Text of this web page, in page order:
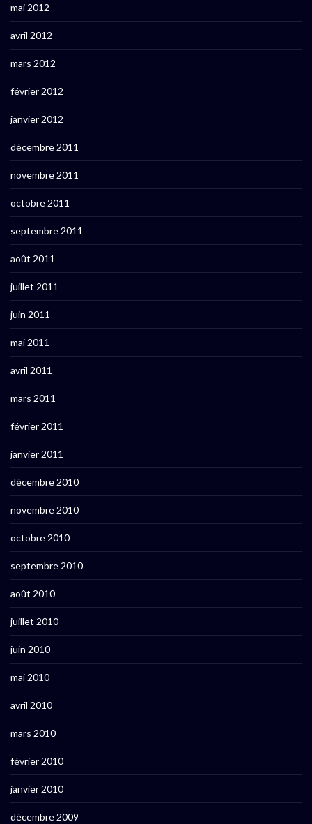
mai 2012
avril 2012
mars 2012
février 2012
janvier 2012
décembre 2011
novembre 2011
octobre 2011
septembre 2011
août 2011
juillet 2011
juin 2011
mai 2011
avril 2011
mars 2011
février 2011
janvier 2011
décembre 2010
novembre 2010
octobre 2010
septembre 2010
août 2010
juillet 2010
juin 2010
mai 2010
avril 2010
mars 2010
février 2010
janvier 2010
décembre 2009